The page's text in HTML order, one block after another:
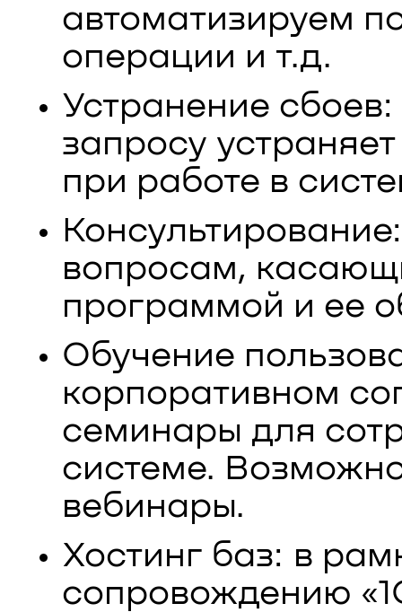
автоматизируем
операции и т.д.
Устранение
запросу
при работе в
вопросам,
программой и ее
Обучение
корпоративном
семинары для
системе.
вебинары.
Хостинг баз: в
сопровождению